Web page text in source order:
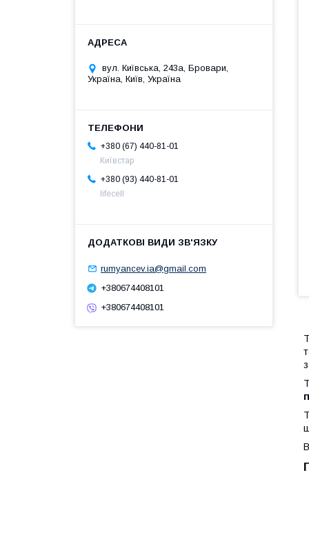
вул. Київська, 243а, Бровари,
Україна, Київ, Україна
+380 (67) 440-81-01
Київстар
+380 (93) 440-81-01
lifecell
rumyancev.ia@gmail.com
+380674408101
+380674408101